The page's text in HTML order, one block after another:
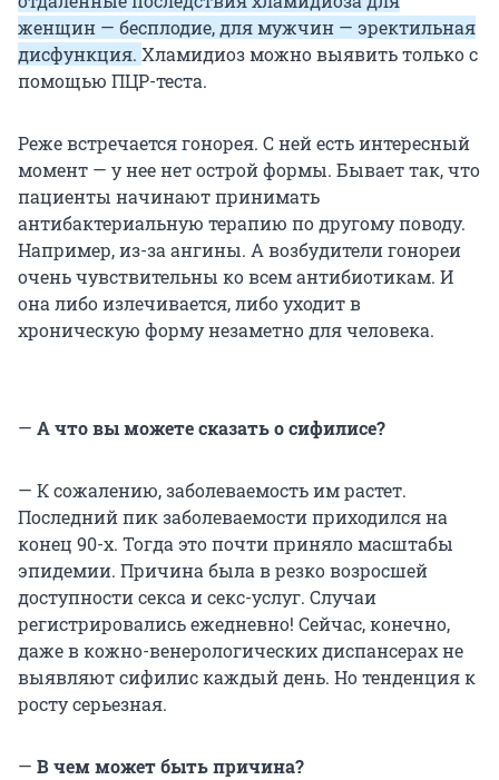
женщин — бесплодие, для мужчин — эректильная
дисфункция. Хламидиоз можно выявить только с
помощью ПЦР-теста.
Реже встречается гонорея. С ней есть интересный
момент — у нее нет острой формы. Бывает так, что
пациенты начинают принимать
антибактериальную терапию по другому поводу.
Например, из-за ангины. А возбудители гонореи
очень чувствительны ко всем антибиотикам. И
она либо излечивается, либо уходит в
хроническую форму незаметно для человека.
— А что вы можете сказать о сифилисе?
— К сожалению, заболеваемость им растет.
Последний пик заболеваемости приходился на
конец 90-х. Тогда это почти приняло масштабы
эпидемии. Причина была в резко возросшей
доступности секса и секс-услуг. Случаи
регистрировались ежедневно! Сейчас, конечно,
даже в кожно-венерологических диспансерах не
выявляют сифилис каждый день. Но тенденция к
росту серьезная.
— В чем может быть причина?